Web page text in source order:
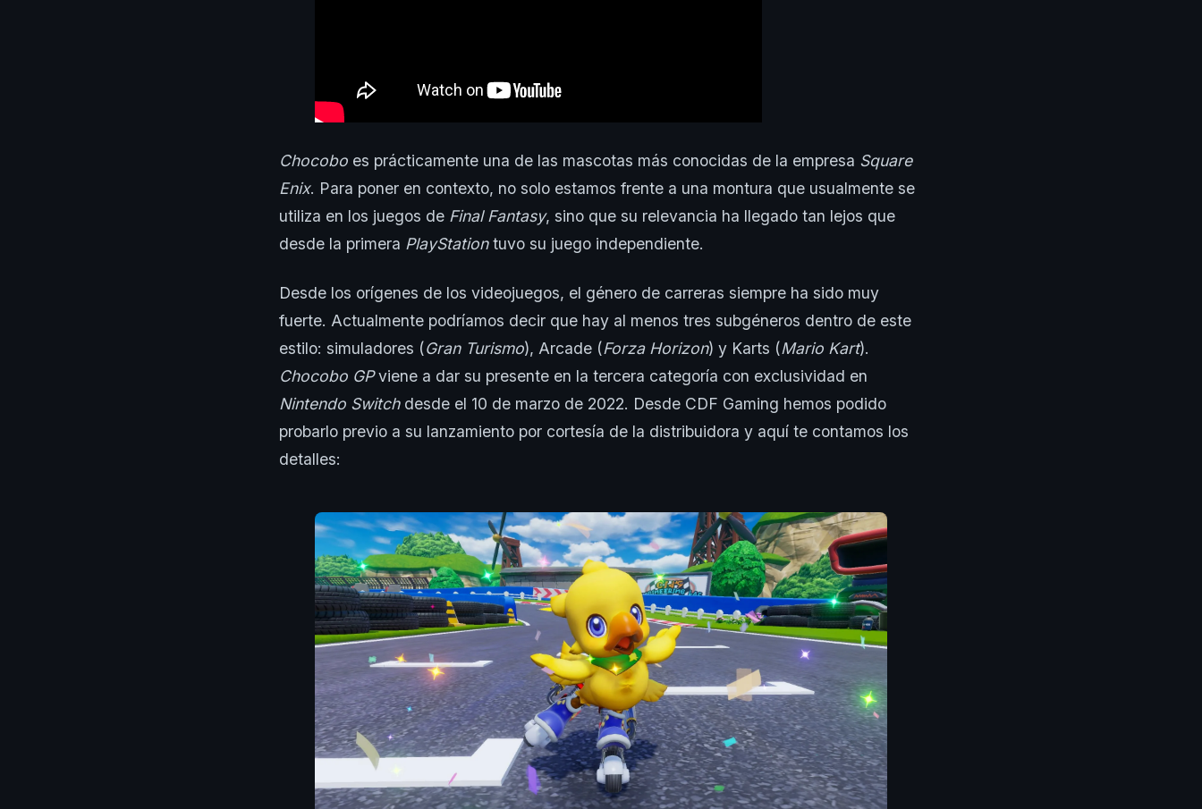
Chocobo es prácticamente una de las mascotas más conocidas de la empresa Square
Enix. Para poner en contexto, no solo estamos frente a una montura que usualmente se
utiliza en los juegos de Final Fantasy, sino que su relevancia ha llegado tan lejos que
desde la primera PlayStationtuvo su juego independiente.
Desde los orígenes de los videojuegos, el género de carreras siempre ha sido muy
fuerte. Actualmente podríamos decir que hay al menos tres subgéneros dentro de este
estilo: simuladores (Gran Turismo), Arcade (Forza Horizon) y Karts (Mario Kart).
Chocobo GPviene a dar su presente en la tercera categoría con exclusividad en
Nintendo Switchdesde el 10 de marzo de 2022. Desde CDF Gaming hemos podido
probarlo previo a su lanzamiento por cortesía de la distribuidora y aquí te contamos los
detalles: